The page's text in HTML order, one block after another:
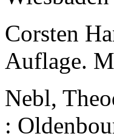
Corsten
Auflage.
Nebl,
: